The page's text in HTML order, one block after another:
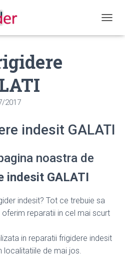
2017
indesit GALATI
noastra de
indesit GALATI
indesit? Tot ce trebuie sa
reparatii in cel mai scurt
in reparatii frigidere indesit
localitatiile de mai jos.